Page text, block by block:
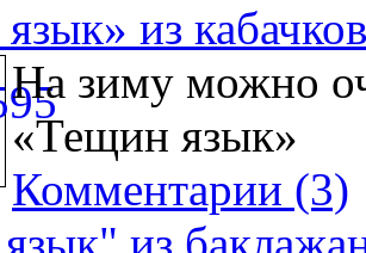
из
На зиму можно
«Тещин язык»
Комментарии (3)
из